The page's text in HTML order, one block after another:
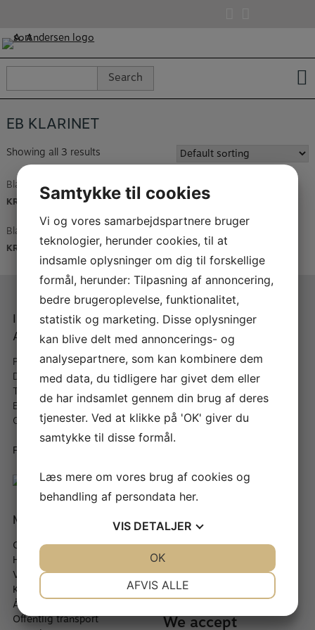
content
for:
Search
EB KLARINET
Showing all 3 results
Blayman Base Orkester Stativ
KR. 560,00
Blayman Base Orkester Stativ
KR. 660,00
Blayman Instrument kegle
KR. 425,00–KR. 587,50
Instrumentmager A.
Andersen
Peder Hvitfeldts Stræde 11, St
DK-1173 København K
Telefon:
+45 66 13 33 22
Email:info@a-andersen.dk
CVR. NR.: DK30551036
Fortryd køb
Når du handler med A.
Andersen
– Fragt fra 40,- kr & gratis
over 499 kr
– Hurtig levering (1-5
hverdage)
– Altid 30 dages
fortrydelsesret
Mere om A. Andersen
Om A. Andersen
Historie
Værksted
Kontakt
Åbningstider
Offentlig transport
Værd at vide
–Bladstyrkeoversigt
–
–Mere om Straubinger
–Forretningsbetingelser
We accept
Samtykke til cookies
Vi og vores samarbejdspartnere bruger
teknologier, herunder cookies, til at
indsamle oplysninger om dig til forskellige
formål, herunder: Tilpasning af annoncering,
bedre brugeroplevelse, funktionalitet,
statistik og marketing. Disse oplysninger
kan blive delt med annoncerings- og
analysepartnere, som kan kombinere dem
med data, du tidligere har givet dem eller
de har indsamlet gennem din brug af deres
tjenester. Ved at klikke på 'OK' giver du
samtykke til disse formål.
Læs mere om vores brug af cookies og
behandling af persondata her.
VIS DETALJER
AFVIS ALLE
OK